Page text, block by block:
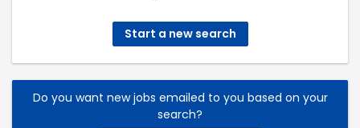
Start a new search
Do you want new jobs emailed to you based on your
search?